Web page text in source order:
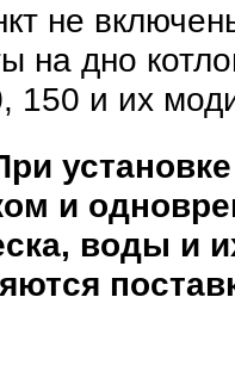
не
на дно
150 и их
установке
и
воды и